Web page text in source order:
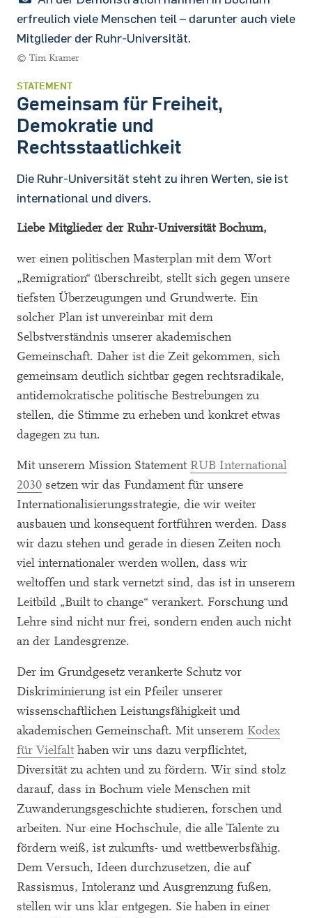
erfreulich viele Menschen teil – darunter auch viele
Mitglieder der Ruhr-Universität.
© Tim Kramer
STATEMENT
Gemeinsam für Freiheit,
Demokratie und
Rechtsstaatlichkeit
Die Ruhr-Universität steht zu ihren Werten, sie ist
international und divers.
Liebe Mitglieder der Ruhr-Universität Bochum,
wer einen politischen Masterplan mit dem Wort
„Remigration“ überschreibt, stellt sich gegen unsere
tiefsten Überzeugungen und Grundwerte. Ein
solcher Plan ist unvereinbar mit dem
Selbstverständnis unserer akademischen
Gemeinschaft. Daher ist die Zeit gekommen, sich
gemeinsam deutlich sichtbar gegen rechtsradikale,
antidemokratische politische Bestrebungen zu
stellen, die Stimme zu erheben und konkret etwas
dagegen zu tun.
Mit unserem Mission Statement RUB International
2030 setzen wir das Fundament für unsere
Internationalisierungsstrategie, die wir weiter
ausbauen und konsequent fortführen werden. Dass
wir dazu stehen und gerade in diesen Zeiten noch
viel internationaler werden wollen, dass wir
weltoffen und stark vernetzt sind, das ist in unserem
Leitbild „Built to change“ verankert. Forschung und
Lehre sind nicht nur frei, sondern enden auch nicht
an der Landesgrenze.
Der im Grundgesetz verankerte Schutz vor
Diskriminierung ist ein Pfeiler unserer
wissenschaftlichen Leistungsfähigkeit und
akademischen Gemeinschaft. Mit unserem Kodex
für Vielfalthaben wir uns dazu verpflichtet,
Diversität zu achten und zu fördern. Wir sind stolz
darauf, dass in Bochum viele Menschen mit
Zuwanderungsgeschichte studieren, forschen und
arbeiten. Nur eine Hochschule, die alle Talente zu
fördern weiß, ist zukunfts- und wettbewerbsfähig.
Dem Versuch, Ideen durchzusetzen, die auf
Rassismus, Intoleranz und Ausgrenzung fußen,
stellen wir uns klar entgegen. Sie haben in einer